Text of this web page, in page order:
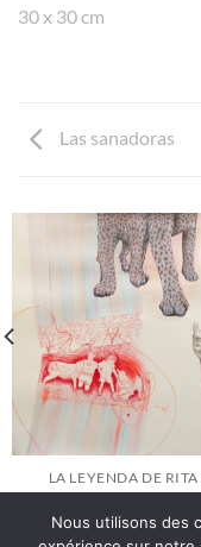
30 x 30 cm
Las sanadoras
LA LEYENDA DE
Nous utilisons des